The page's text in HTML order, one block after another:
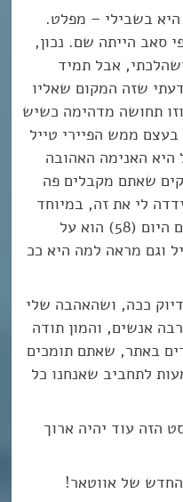
בשבילי – מפלט.
סאב הייתה שם. נכון,
אבל תמיד
שזה המקום שאליו
תחושה מדהימה כשיש
ממש הפיירי טייל
היא האנימה האהובה
שאתם מקבלים פה
לי את זה, במיוחד
שהפרק האחרון שאנחנו מוציאים היום (58) הוא על
וגם מראה למה היא ככ
ככה, ושהאהבה שלי
אנשים, והמון תודה
באתר, שאתם תומכים
לתחביב שאנחנו כל
הזה עוד יהיה ארוך
של אווטאר!